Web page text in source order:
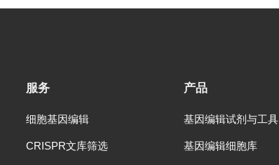
服务
细胞基因编辑
CRISPR文库筛选
产品
基因编辑试剂与工具
基因编辑细胞库